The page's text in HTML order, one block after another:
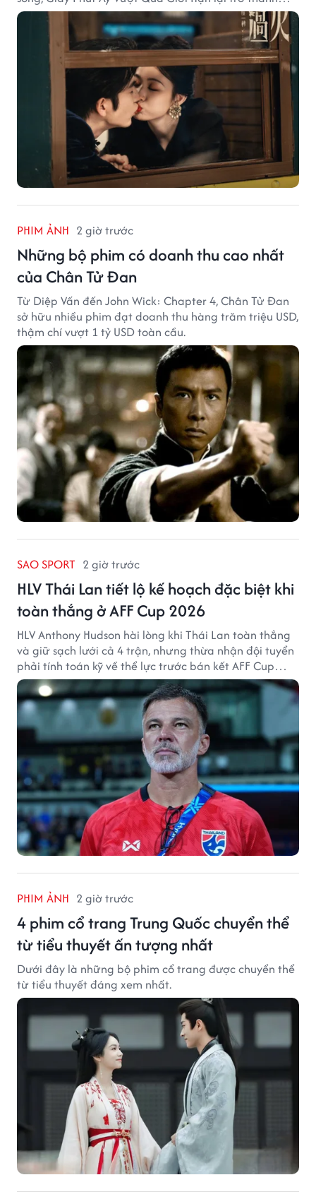
hiện tượng ở khía cạnh thương mại.
PHIM ẢNH 2 giờ trước
Những bộ phim có doanh thu cao nhất
của Chân Tử Đan
Từ Diệp Vấn đến John Wick: Chapter 4, Chân Tử Đan
sở hữu nhiều phim đạt doanh thu hàng trăm triệu USD,
thậm chí vượt 1 tỷ USD toàn cầu.
SAO SPORT 2 giờ trước
HLV Thái Lan tiết lộ kế hoạch đặc biệt khi
toàn thắng ở AFF Cup 2026
HLV Anthony Hudson hài lòng khi Thái Lan toàn thắng
và giữ sạch lưới cả 4 trận, nhưng thừa nhận đội tuyển
phải tính toán kỹ về thể lực trước bán kết AFF Cup
2026.
PHIM ẢNH 2 giờ trước
4 phim cổ trang Trung Quốc chuyển thể
từ tiểu thuyết ấn tượng nhất
Dưới đây là những bộ phim cổ trang được chuyển thể
từ tiểu thuyết đáng xem nhất.